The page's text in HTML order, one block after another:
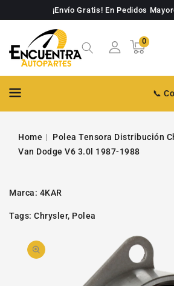
¡Envío Gratis! En Pedidos
Carrito
00
artículos
📞
Home
Polea Tensora Distribución
Van Dodge V6 3.0l 1987-1988
Marca: 4KAR
Tags: Chrysler, Polea
INFORMACIÓN
DE PRODUCTO
Abrir
video
en
la
galería